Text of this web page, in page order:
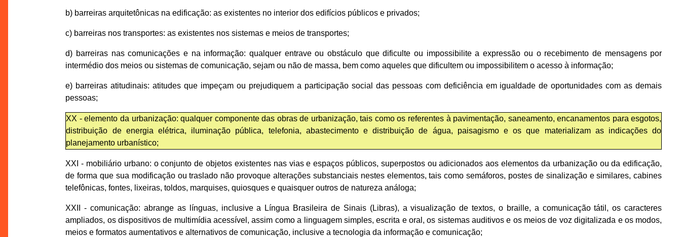
b) barreiras arquitetônicas na edificação: as existentes no interior dos edifícios públicos e privados;
c) barreiras nos transportes: as existentes nos sistemas e meios de transportes;
d) barreiras nas comunicações e na informação: qualquer entrave ou obstáculo que dificulte ou impossibilite a expressão ou o recebimento de mensagens por
intermédio dos meios ou sistemas de comunicação, sejam ou não de massa, bem como aqueles que dificultem ou impossibilitem o acesso à informação;
e) barreiras atitudinais: atitudes que impeçam ou prejudiquem a participação social das pessoas com deficiência em igualdade de oportunidades com as demais
pessoas;
XX - elemento da urbanização: qualquer componente das obras de urbanização, tais como os referentes à pavimentação, saneamento, encanamentos para esgotos,
distribuição de energia elétrica, iluminação pública, telefonia, abastecimento e distribuição de água, paisagismo e os que materializam as indicações do
planejamento urbanístico;
XXI - mobiliário urbano: o conjunto de objetos existentes nas vias e espaços públicos, superpostos ou adicionados aos elementos da urbanização ou da edificação,
de forma que sua modificação ou traslado não provoque alterações substanciais nestes elementos, tais como semáforos, postes de sinalização e similares, cabines
telefônicas, fontes, lixeiras, toldos, marquises, quiosques e quaisquer outros de natureza análoga;
XXII - comunicação: abrange as línguas, inclusive a Língua Brasileira de Sinais (Libras), a visualização de textos, o braille, a comunicação tátil, os caracteres
ampliados, os dispositivos de multimídia acessível, assim como a linguagem simples, escrita e oral, os sistemas auditivos e os meios de voz digitalizada e os modos,
meios e formatos aumentativos e alternativos de comunicação, inclusive a tecnologia da informação e comunicação;